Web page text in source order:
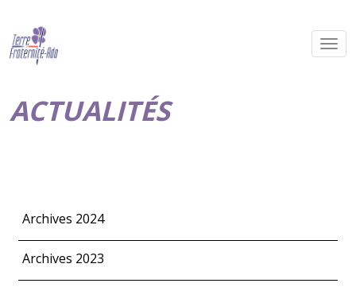
ACTUALITÉS
Archives 2024
Archives 2023